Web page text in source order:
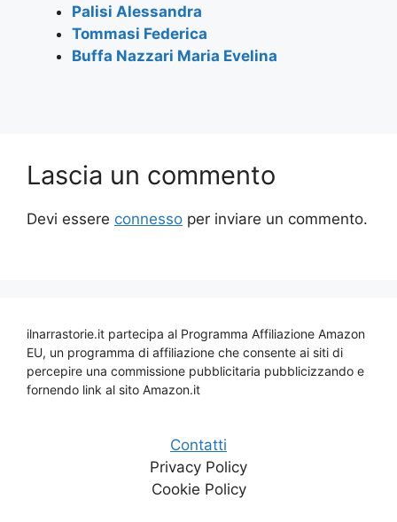
Palisi Alessandra
Tommasi Federica
Buffa Nazzari Maria Evelina
Lascia un commento
Devi essere connesso per inviare un commento.
ilnarrastorie.it partecipa al Programma Affiliazione Amazon
EU, un programma di affiliazione che consente ai siti di
percepire una commissione pubblicitaria pubblicizzando e
fornendo link al sito Amazon.it
Contatti
Privacy Policy
Cookie Policy